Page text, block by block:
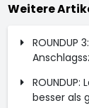
Weitere
besser als